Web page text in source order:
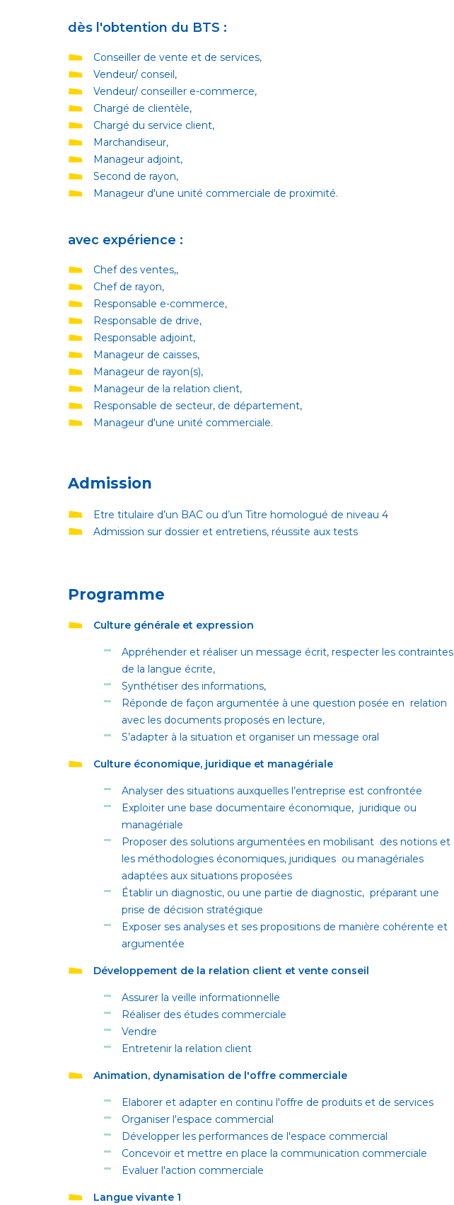
dès l'obtention du BTS :
Conseiller de vente et de services,
Vendeur/ conseil,
Vendeur/ conseiller e-commerce,
Chargé de clientèle,
Chargé du service client,
Marchandiseur,
Manageur adjoint,
Second de rayon,
Manageur d'une unité commerciale de proximité.
avec expérience :
Chef des ventes,,
Chef de rayon,
Responsable e-commerce,
Responsable de drive,
Responsable adjoint,
Manageur de caisses,
Manageur de rayon(s),
Manageur de la relation client,
Responsable de secteur, de département,
Manageur d'une unité commerciale.
Admission
Etre titulaire d’un BAC ou d’un Titre homologué de niveau 4
Admission sur dossier et entretiens, réussite aux tests
Programme
Culture générale et expression
Appréhender et réaliser un message écrit, respecter les contraintes
de la langue écrite,
Synthétiser des informations,
Réponde de façon argumentée à une question posée en relation
avec les documents proposés en lecture,
S’adapter à la situation et organiser un message oral
Culture économique, juridique et managériale
Analyser des situations auxquelles l’entreprise est confrontée
Exploiter une base documentaire économique, juridique ou
managériale
Proposer des solutions argumentées en mobilisant des notions et
les méthodologies économiques, juridiques ou managériales
adaptées aux situations proposées
Établir un diagnostic, ou une partie de diagnostic, préparant une
prise de décision stratégique
Exposer ses analyses et ses propositions de manière cohérente et
argumentée
Développement de la relation client et vente conseil
Assurer la veille informationnelle
Réaliser des études commerciale
Vendre
Entretenir la relation client
Animation, dynamisation de l'offre commerciale
Elaborer et adapter en continu l'offre de produits et de services
Organiser l'espace commercial
Développer les performances de l'espace commercial
Concevoir et mettre en place la communication commerciale
Evaluer l'action commerciale
Langue vivante 1